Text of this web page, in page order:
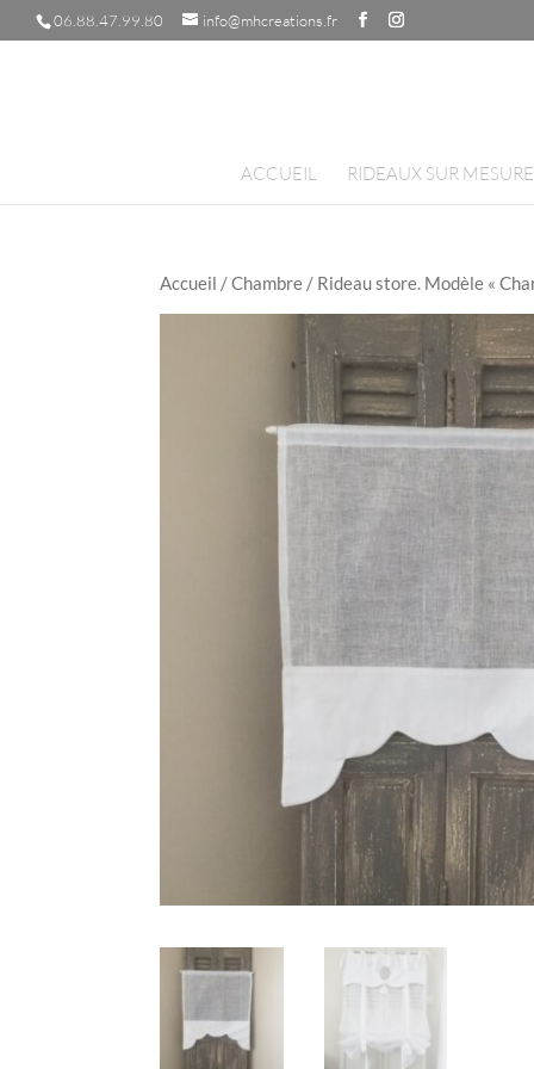
06.88.47.99.80 info@mhcreations.fr
ACCUEIL RIDEAUX SUR MESURE
Accueil /Chambre / Rideau store. Modèle «